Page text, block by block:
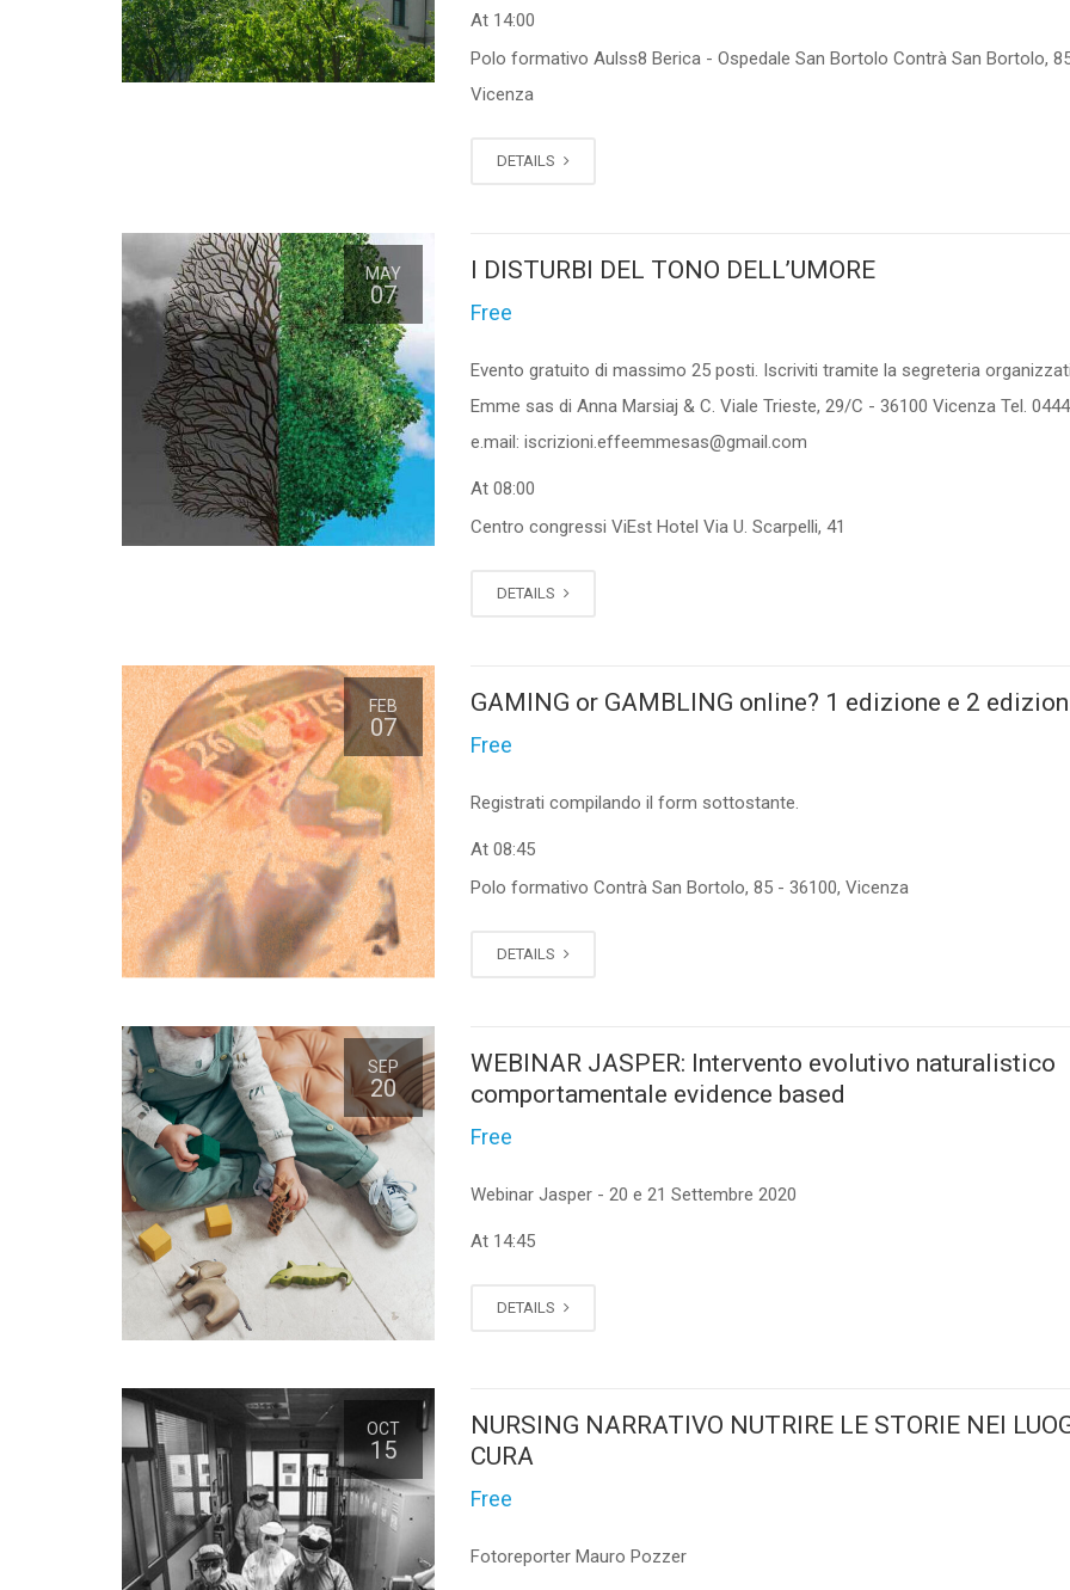
At 14:00
Polo formativo Aulss8 Berica - Ospedale San Bortolo Contrà San Bortolo,
Vicenza
DETAILS
MAY
07
I DISTURBI DEL TONO DELL’UMORE
Free
Evento gratuito di massimo 25 posti. Iscriviti tramite la segreteria
Emme sas di Anna Marsiaj & C. Viale Trieste, 29/C - 36100 Vicenza Tel.
e.mail: iscrizioni.effeemmesas@gmail.com
At 08:00
Centro congressi ViEst Hotel Via U. Scarpelli, 41
DETAILS
FEB
07
GAMING or GAMBLING online? 1 edizione e 2
Free
Registrati compilando il form sottostante.
At 08:45
Polo formativo Contrà San Bortolo, 85 - 36100, Vicenza
DETAILS
SEP
20
WEBINAR JASPER: Intervento evolutivo naturalistico
comportamentale evidence based
Free
Webinar Jasper - 20 e 21 Settembre 2020
At 14:45
DETAILS
OCT
15
NURSING NARRATIVO NUTRIRE LE STORIE NEI
CURA
Free
Fotoreporter Mauro Pozzer